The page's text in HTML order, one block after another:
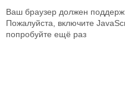
Ваш браузер должен
Пожалуйста, включите
попробуйте ещё раз